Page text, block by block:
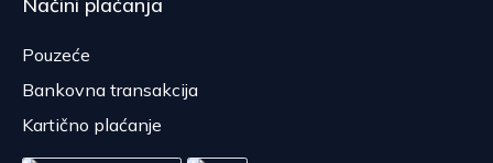
Pouzeće
Bankovna transakcija
Kartično plaćanje